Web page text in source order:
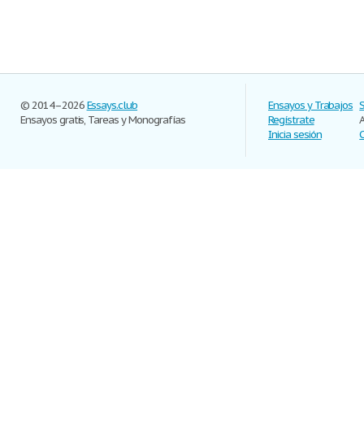
© 2014–2026Essays.club
Ensayos gratis, Tareas y Monografías
Ensayos y Trabajos
Regístrate
Inicia sesión